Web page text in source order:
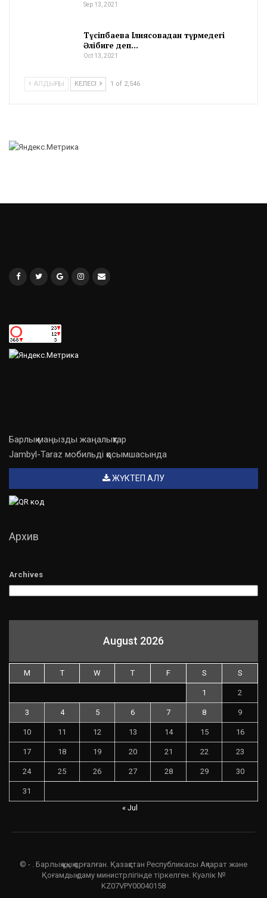
Sep 13, 2021
Түсіпбаева Ілиясовадан түрмедегі
Әлібиге деп…
Oct 13, 2021
АЛДЫҢҒЫ КЕЛЕСІ 1 of 2,546
Барлық маңызды жаңалықтар
Jambyl-Taraz мобильді қосымшасында
ЖҮКТЕП АЛУ
Архив
Archives
August 2026
M T W T F S S
1 2
3 4 5 6 7 8 9
10 11 12 13 14 15 16
17 18 19 20 21 22 23
24 25 26 27 28 29 30
31
« Jul
© - . Барлық құқық қорғалған. Қазақстан Республикасы Ақпарат және
Қоғамдық даму министрлігінде тіркелген. Куәлік №
KZ07VPY00040158